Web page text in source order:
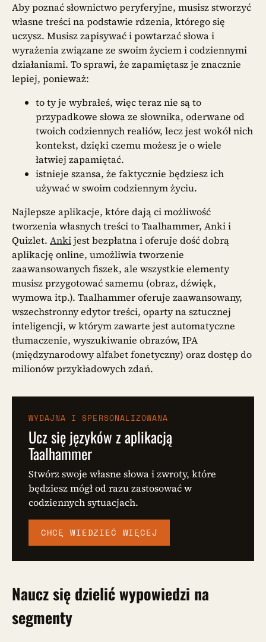
Aby poznać słownictwo peryferyjne, musisz stworzyć
własne treści na podstawie rdzenia, którego się
uczysz. Musisz zapisywać i powtarzać słowa i
wyrażenia związane ze swoim życiem i codziennymi
działaniami. To sprawi, że zapamiętasz je znacznie
lepiej, ponieważ:
to ty je wybrałeś, więc teraz nie są to
przypadkowe słowa ze słownika, oderwane od
twoich codziennych realiów, lecz jest wokół nich
kontekst, dzięki czemu możesz je o wiele
łatwiej zapamiętać.
istnieje szansa, że faktycznie będziesz ich
używać w swoim codziennym życiu.
Najlepsze aplikacje, które dają ci możliwość
tworzenia własnych treści to Taalhammer, Anki i
Quizlet. Ankijest bezpłatna i oferuje dość dobrą
aplikację online, umożliwia tworzenie
zaawansowanych fiszek, ale wszystkie elementy
musisz przygotować samemu (obraz, dźwięk,
wymowa itp.). Taalhammer oferuje zaawansowany,
wszechstronny edytor treści, oparty na sztucznej
inteligencji, w którym zawarte jest automatyczne
tłumaczenie, wyszukiwanie obrazów, IPA
(międzynarodowy alfabet fonetyczny) oraz dostęp do
milionów przykładowych zdań.
WYDAJNA I SPERSONALIZOWANA
Ucz się języków z aplikacją
Taalhammer
Stwórz swoje własne słowa i zwroty, które
będziesz mógł od razu zastosować w
codziennych sytuacjach.
CHCĘ WIEDZIEĆ WIĘCEJ
Naucz się dzielić wypowiedzi na
segmenty